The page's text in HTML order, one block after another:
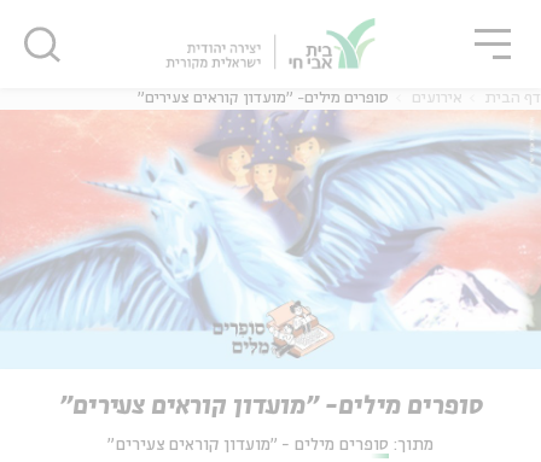
דף הבית אירועים סופרים מילים- "מועדון קוראים צעירים"
סופרים מילים- "מועדון קוראים צעירים"
מתוך: סופרים מילים - "מועדון קוראים צעירים"
סגור